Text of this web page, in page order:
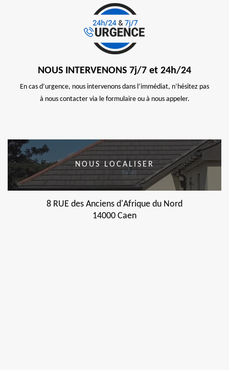
NOUS INTERVENONS 7j/7 et 24h/24
En cas d’urgence, nous intervenons dans l’immédiat, n’hésitez pas
à nous contacter via le formulaire ou à nous appeler.
NOUS LOCALISER
8 RUE des Anciens d'Afrique du Nord
14000 Caen